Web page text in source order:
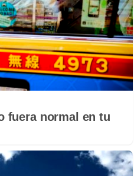
fuera normal en tu